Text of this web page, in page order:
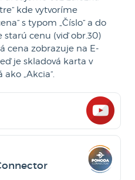
kde vytvoríme
s typom „Číslo“ a do
starú cenu (viď obr.30)
cena zobrazuje na E-
je skladová karta v
„Akcia“.